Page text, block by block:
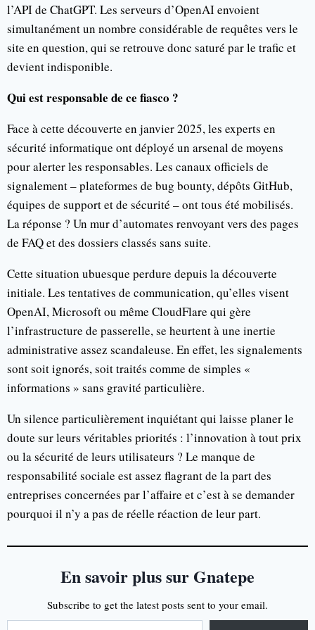
l’API de ChatGPT. Les serveurs d’OpenAI envoient
simultanément un nombre considérable de requêtes vers le
site en question, qui se retrouve donc saturé par le trafic et
devient indisponible.
Qui est responsable de ce fiasco ?
Face à cette découverte en janvier 2025, les experts en
sécurité informatique ont déployé un arsenal de moyens
pour alerter les responsables. Les canaux officiels de
signalement – plateformes de bug bounty, dépôts GitHub,
équipes de support et de sécurité – ont tous été mobilisés.
La réponse ? Un mur d’automates renvoyant vers des pages
de FAQ et des dossiers classés sans suite.
Cette situation ubuesque perdure depuis la découverte
initiale. Les tentatives de communication, qu’elles visent
OpenAI, Microsoft ou même CloudFlare qui gère
l’infrastructure de passerelle, se heurtent à une inertie
administrative assez scandaleuse. En effet, les signalements
sont soit ignorés, soit traités comme de simples «
informations » sans gravité particulière.
Un silence particulièrement inquiétant qui laisse planer le
doute sur leurs véritables priorités : l’innovation à tout prix
ou la sécurité de leurs utilisateurs ? Le manque de
responsabilité sociale est assez flagrant de la part des
entreprises concernées par l’affaire et c’est à se demander
pourquoi il n’y a pas de réelle réaction de leur part.
En savoir plus sur Gnatepe
Subscribe to get the latest posts sent to your email.